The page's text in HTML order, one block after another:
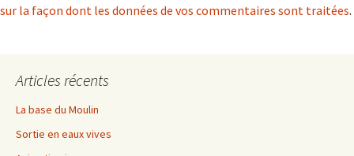
sur la façon dont les données de vos commentaires sont traitées.
Articles récents
La base du Moulin
Sortie en eaux vives